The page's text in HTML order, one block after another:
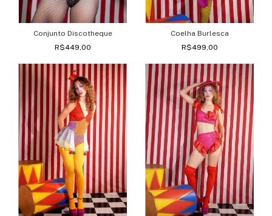
Conjunto Discotheque
R$449,00
Coelha Burlesca
R$499,00